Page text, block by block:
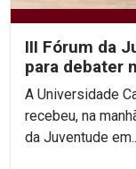
III Fórum da
para debater
direitos
A Universidade
recebeu, na
da Juventude